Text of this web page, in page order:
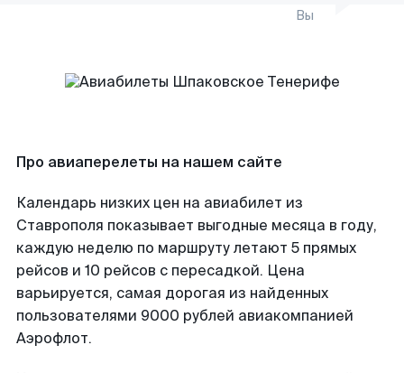
Вы
Про авиаперелеты на нашем сайте
Календарь низких цен на авиабилет из
Ставрополя показывает выгодные месяца в году,
каждую неделю по маршруту летают 5 прямых
рейсов и 10 рейсов с пересадкой. Цена
варьируется, самая дорогая из найденных
пользователями 9000 рублей авиакомпанией
Аэрофлот.